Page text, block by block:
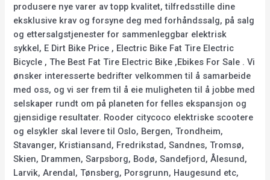
produsere nye varer av topp kvalitet, tilfredsstille dine
eksklusive krav og forsyne deg med forhåndssalg, på salg
og ettersalgstjenester for sammenleggbar elektrisk
sykkel, E Dirt Bike Price , Electric Bike Fat Tire Electric
Bicycle , The Best Fat Tire Electric Bike ,Ebikes For Sale . Vi
ønsker interesserte bedrifter velkommen til å samarbeide
med oss, og vi ser frem til å eie muligheten til å jobbe med
selskaper rundt om på planeten for felles ekspansjon og
gjensidige resultater. Rooder citycoco elektriske scootere
og elsykler skal levere til Oslo, Bergen, Trondheim,
Stavanger, Kristiansand, Fredrikstad, Sandnes, Tromsø,
Skien, Drammen, Sarpsborg, Bodø, Sandefjord, Ålesund,
Larvik, Arendal, Tønsberg, Porsgrunn, Haugesund etc,